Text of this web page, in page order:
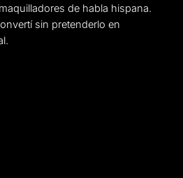
de habla hispana.
sin pretenderlo en